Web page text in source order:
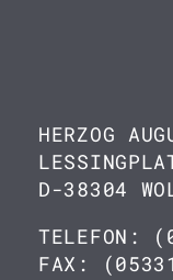
HERZOG
D-38304
TELEFON:
FAX: